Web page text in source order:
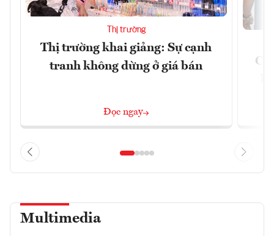
Thị trường
Thị trường khai giảng: Sự cạnh
tranh không dừng ở giá bán
Đọc ngay
Multimedia